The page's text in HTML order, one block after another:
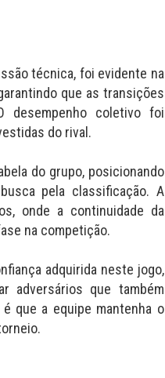
técnica, foi evidente na
que as transições
desempenho coletivo foi
do rival.
do grupo, posicionando
pela classificação. A
onde a continuidade da
na competição.
adquirida neste jogo,
adversários que também
que a equipe mantenha o